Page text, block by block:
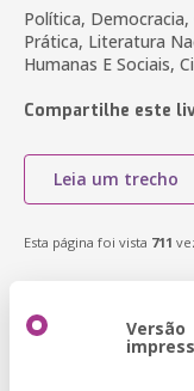
Política,
Prática, Literatura
Humanas E Sociais,
Compartilhe este
Leia um trecho
Esta página foi vista 711
Versão